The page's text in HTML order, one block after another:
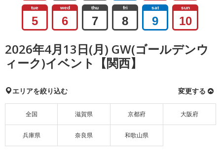
tue
5
wed
6
thu
7
fri
8
sat
9
sun
10
2026年4月13日(月) GW(ゴールデンウ
ィーク)イベント【関西】
エリアを絞り込む 変更する
全国 滋賀県 京都府 大阪府
兵庫県 奈良県 和歌山県